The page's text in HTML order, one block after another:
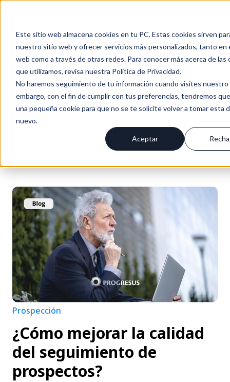
Este sitio web almacena cookies en tu PC. Estas cookies sirven
nuestro sitio web y ofrecer servicios más personalizados, tanto en
web como a través de otras redes. Para conocer más acerca de las
que utilizamos, revisa nuestra Política de Privacidad.
No haremos seguimiento de tu información cuando visites nuestro
embargo, con el fin de cumplir con tus preferencias, tendremos
una pequeña cookie para que no se te solicite volver a tomar esta
nuevo.
Aceptar
Progresus Blog | Comunicación
automotriz
BLOG PROGRESUS / NOTICIAS & NOVEDADES
+0
Prospección
¿Cómo mejorar la calidad
del seguimiento de
prospectos?